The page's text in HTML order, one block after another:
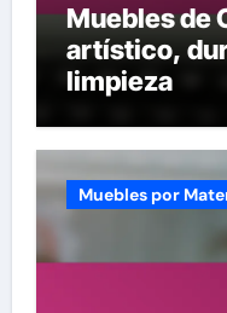
Muebles de
artístico,
limpieza
Muebles por